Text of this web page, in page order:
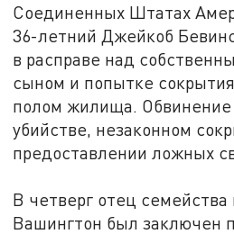
Соединенных Штатах
36-летний Джейкоб
в расправе над
сыном и попытке
полом жилища. Обвинение
убийстве, незаконном
предоставлении ложных
В четверг отец семейства
Вашингтон был заключен